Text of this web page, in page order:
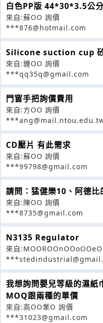
白色PP版 44*30*3.5公
來自:蘇OO 詢價
***876@hotmail.com
Silicone suction cup
來自:鍾OO 詢價
***qq35q@gmail.com
門窗手把詢價費用
來自:方OO 詢價
CD壓片 有此需求
來自:蘇OO 詢價
***99798@gmail.com
請問：猛健樂10、阿德比
來自:陳OO 詢價
***8735@gmail.com
N3135 Regulator
來自
我想詢問嬰兒等級的濕
MOQ跟兩種的單價
來自:高OO業O 詢價
***31023@gmail.com